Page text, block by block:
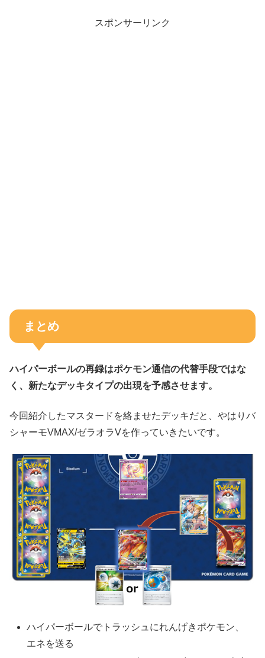
スポンサーリンク
まとめ
ハイパーボールの再録はポケモン通信の代替手段ではな
く、新たなデッキタイプの出現を予感させます。
今回紹介したマスタードを絡ませたデッキだと、やはりバ
シャーモVMAX/ゼラオラVを作っていきたいです。
ハイパーボールでトラッシュにれんげきポケモン、
エネを送る